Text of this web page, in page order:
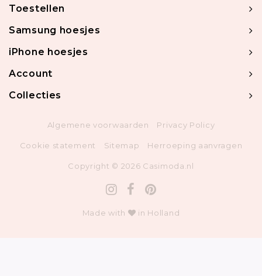
Toestellen
Samsung hoesjes
iPhone hoesjes
Account
Collecties
Algemene voorwaarden Privacy Policy
Cookie statement Sitemap Herroeping aanvragen
Copyright © 2026 Casimoda.nl
Made with in Holland